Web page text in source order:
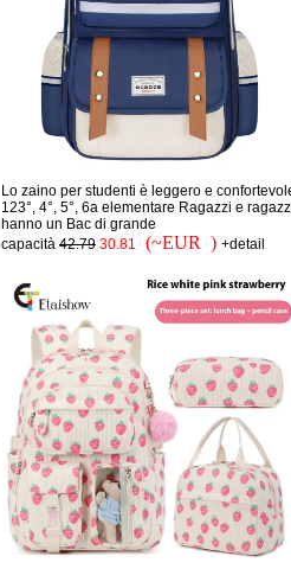
Lo zaino per studenti è leggero e
123°, 4°, 5°, 6a elementare Ragazzi e
hanno un Bac di grande
capacità 42.79 30.81 (~EUR ) +detail